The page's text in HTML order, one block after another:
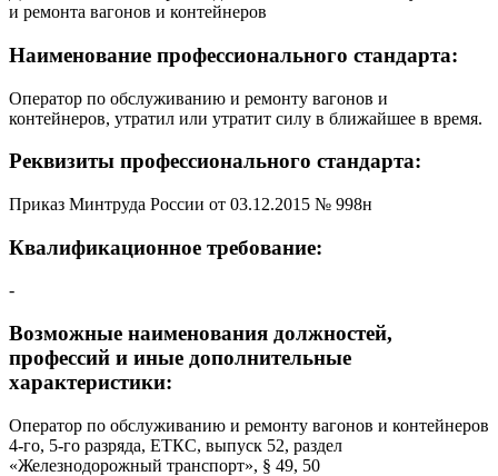
и ремонта вагонов и контейнеров
Наименование профессионального стандарта:
Оператор по обслуживанию и ремонту вагонов и
контейнеров, утратил или утратит силу в ближайшее в время.
Реквизиты профессионального стандарта:
Приказ Минтруда России от 03.12.2015 № 998н
Квалификационное требование:
-
Возможные наименования должностей,
профессий и иные дополнительные
характеристики:
Оператор по обслуживанию и ремонту вагонов и контейнеров
4-го, 5-го разряда, ЕТКС, выпуск 52, раздел
«Железнодорожный транспорт», § 49, 50